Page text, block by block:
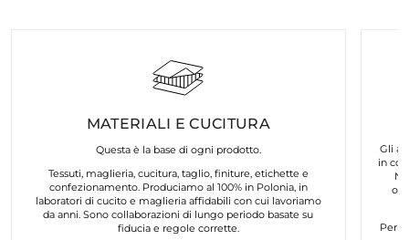
MATERIALI E CUCITURA
Questa è la base di ogni prodotto.
Tessuti, maglieria, cucitura, taglio, finiture, etichette e
confezionamento. Produciamo al 100% in Polonia, in
laboratori di cucito e maglieria affidabili con cui lavoriamo
da anni. Sono collaborazioni di lungo periodo basate su
fiducia e regole corrette.
Gli
in
Per